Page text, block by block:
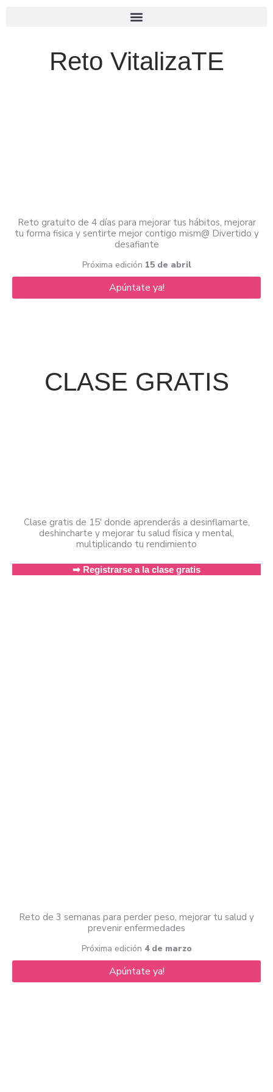
Reto VitalizaTE
Reto gratuito de 4 días para mejorar tus hábitos, mejorar
tu forma fisica y sentirte mejor contigo mism@ Divertido y
desafiante
Próxima edición 15 de abril
Apúntate ya!
CLASE GRATIS
Clase gratis de 15′ donde aprenderás a desinflamarte,
deshincharte y mejorar tu salud física y mental,
multiplicando tu rendimiento
➡ Registrarse a la clase gratis
Reto de 3 semanas para perder peso, mejorar tu salud y
prevenir enfermedades
Próxima edición 4 de marzo
Apúntate ya!